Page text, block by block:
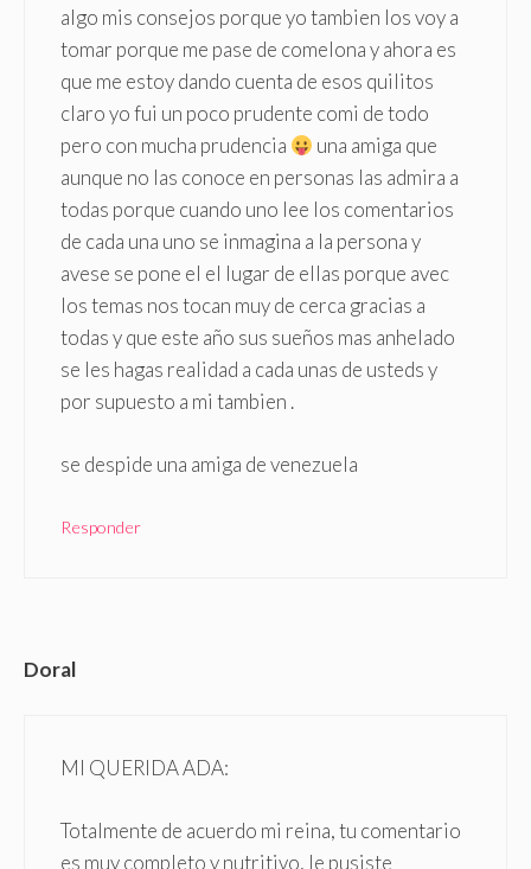
algo mis consejos porque yo tambien los voy a
tomar porque me pase de comelona y ahora es
que me estoy dando cuenta de esos quilitos
claro yo fui un poco prudente comi de todo
pero con mucha prudencia
una amiga que
aunque no las conoce en personas las admira a
todas porque cuando uno lee los comentarios
de cada una uno se inmagina a la persona y
avese se pone el el lugar de ellas porque avec
los temas nos tocan muy de cerca gracias a
todas y que este año sus sueños mas anhelado
se les hagas realidad a cada unas de usteds y
por supuesto a mi tambien .
se despide una amiga de venezuela
Responder
Doral
MI QUERIDA ADA:
Totalmente de acuerdo mi reina, tu comentario
es muy completo y nutritivo, le pusiste